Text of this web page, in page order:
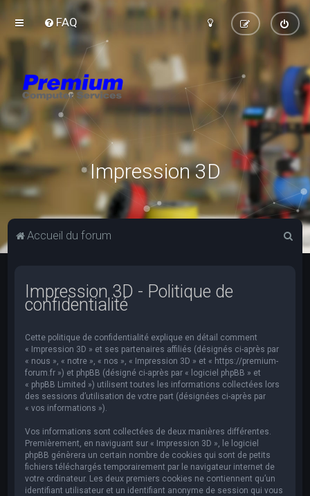
FAQ
Impression 3D
Accueil du forum
Impression 3D - Politique de
confidentialité
Cette politique de confidentialité explique en détail comment
« Impression 3D » et ses partenaires affiliés (désignés ci-après par
« nous », « notre », « nos », « Impression 3D » et « https://premium-
forum.fr ») et phpBB (désigné ci-après par « logiciel phpBB » et
« phpBB Limited ») utilisent toutes les informations collectées lors
des sessions d’utilisation de votre part (désignées ci-après par
« vos informations »).
Vos informations sont collectées de deux manières différentes.
Premièrement, en naviguant sur « Impression 3D », le logiciel
phpBB génèrera un certain nombre de cookies qui sont de petits
fichiers téléchargés temporairement par le navigateur internet de
votre ordinateur. Les deux premiers cookies ne contiennent qu’un
identifiant utilisateur et un identifiant anonyme de session qui vous